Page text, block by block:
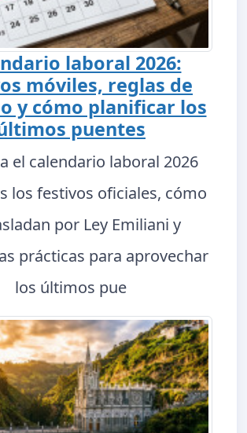
laboral 2026:
móviles, reglas de
y cómo planificar los
puentes
el calendario laboral 2026
los festivos oficiales, cómo
por Ley Emiliani y
prácticas para aprovechar
los últimos pue